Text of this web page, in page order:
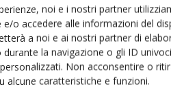
noi e i nostri partner
o accedere alle informazioni del
a noi e ai nostri partner di
la navigazione o gli ID
Non acconsentire o
alcune caratteristiche e funzioni.